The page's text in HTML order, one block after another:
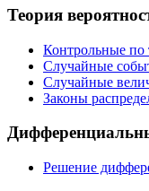
Теория
Контрольные по
Случайные
Случайные
Законы
Решение